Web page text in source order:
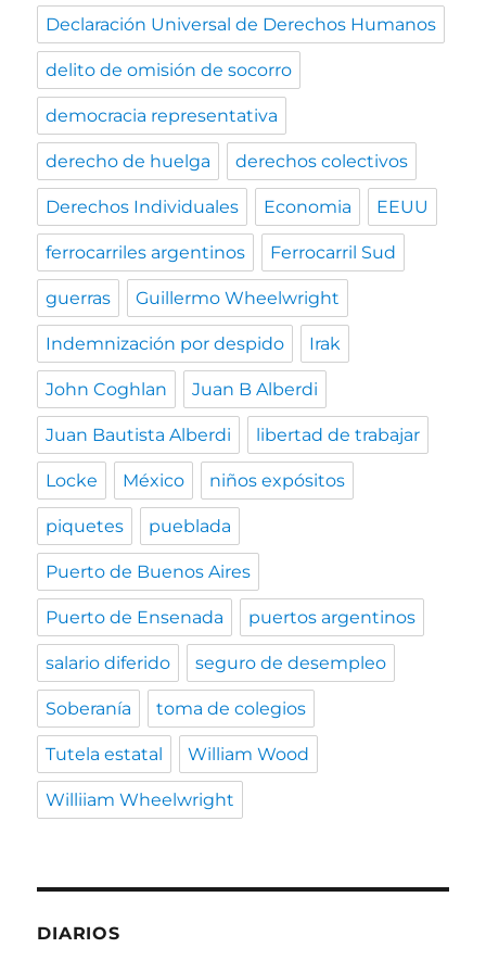
Declaración Universal de Derechos Humanos
delito de omisión de socorro
democracia representativa
derecho de huelga derechos colectivos
Derechos Individuales Economia EEUU
ferrocarriles argentinos Ferrocarril Sud
guerras Guillermo Wheelwright
Indemnización por despido Irak
John Coghlan Juan B Alberdi
Juan Bautista Alberdi libertad de trabajar
Locke México niños expósitos
piquetes pueblada
Puerto de Buenos Aires
Puerto de Ensenada puertos argentinos
salario diferido seguro de desempleo
Soberanía toma de colegios
Tutela estatal William Wood
Williiam Wheelwright
DIARIOS